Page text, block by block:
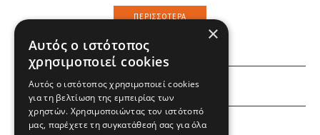
ΠΕΡΙΣΣΌΤΕΡΑ
ΕΜΕΙΣ
ΕΣΕΙΣ
×
Αυτός ο ιστότοπος
χρησιμοποιεί cookies
Αυτός ο ιστότοπος χρησιμοποιεί cookies
για τη βελτίωση της εμπειρίας των
χρηστών. Χρησιμοποιώντας τον ιστότοπό
μας, παρέχετε τη συγκατάθεσή σας για όλα